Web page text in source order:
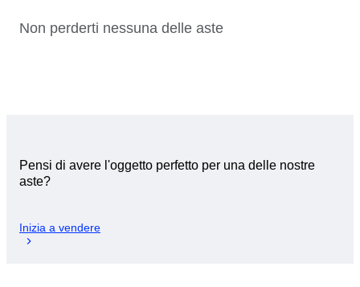
Non perderti nessuna delle aste
Pensi di avere l'oggetto perfetto per una delle nostre
aste?
Inizia a vendere